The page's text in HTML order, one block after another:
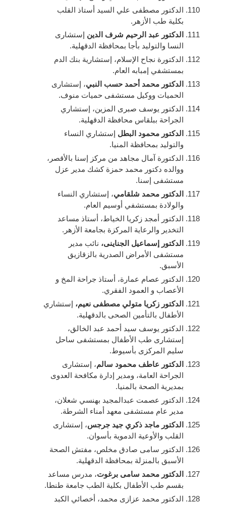
الدكتور مصطفى علي السيد أستاذ القلب
بكلية طب الأزهر.
الدكتور عبد الرحيم شرف الدين إستشارى
النسا والتوليد بأجا بمحافظة الدقهلية.
الدكتورة نجاح الإسلام، إستشارية بنك الدم
بمستشفي إمبابه العام.
الدكتور محمد أحمد حسب النبي، إستشارى
الحميات ووكيل مستشفى حميات منوف.
الدكتور يوسف صبرى المزين، إستشاري
الجراحة ببلقاس محافظة الدقهلية.
الدكتور محمود البطل إستشاري النساء
والتوليد بمحافظة المنيا.
الدكتورة آمال مجاهد من مركز إسنا بالأقصر،
ووالده دكتور محمد حمزة كشك مدير عزل
مستشفى إسنا.
الدكتور محمد شلقامي، إستشاري النساء
والولادة بمستشفي أوسيم العام.
الدكتور أمجد زكريا الخياط، أستاذ مساعد
التخدير والرعاية المركزة بجامعة الأزهر.
الدكتور إسماعيل الجناينى، نائب مدير
مستشفى الأمراض الصدرية بالزقازيق
الأسبق.
الدكتور عصام عمارة، أستاذ جراحة المخ و
الأعصاب و العمود الفقري.
الدكتور زكريا متولي مصطفى نعيم، إستشاري
الأطفال بالتأمين الصحى بالدقهلية.
الدكتور يوسف سيد أحمد عبد الخالق،
إستشارى طب الأطفال‎ ‎بمستشفى ساحل
سليم المركزى بأسيوط.
الدكتور عاطف محمود سالم، إستشارى
الجراحة العامة، ومدير إدارة مكافحة العدوى
بمديرية الصحة بالمنيا.
الدكتور عصمت عبدالمجيد بهنسي شعلان،
مدير عام مستشفى معهد أمناء الشرطة.
الدكتور ماجد ذكري جيد جرجس، إستشارى
القلب والأوعية الدموية بأسوان.
الدكتور سامى صادق مخلص، مفتش الصحة
الأسبق بالمنزلة بمحافظة الدقهلية.
الدكتور محمد سامى برغوت، مدرس مساعد
بقسم طب الأطفال بكلية الطب جامعة طنطا.
الدكتور محمد عزازى محمد، أخصائي الكبد